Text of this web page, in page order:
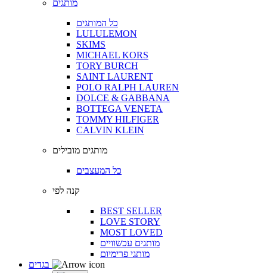
מותגים
כל המותגים
LULULEMON
SKIMS
MICHAEL KORS
TORY BURCH
SAINT LAURENT
POLO RALPH LAUREN
DOLCE & GABBANA
BOTTEGA VENETA
TOMMY HILFIGER
CALVIN KLEIN
מותגים מובילים
כל המעצבים
קנה לפי
BEST SELLER
LOVE STORY
MOST LOVED
מותגים עכשוויים
מותגי פרימיום